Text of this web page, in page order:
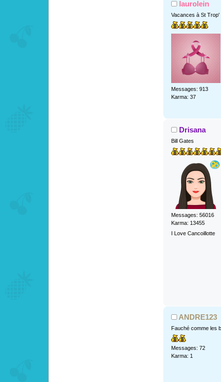
laurolein
Vacances à St Trop'
Messages: 913
Karma: 37
Drisana
Bill Gates
Messages: 56016
Karma: 13455
I Love Cancoillotte
ANDRE123
Fauché comme les
Messages: 72
Karma: 1